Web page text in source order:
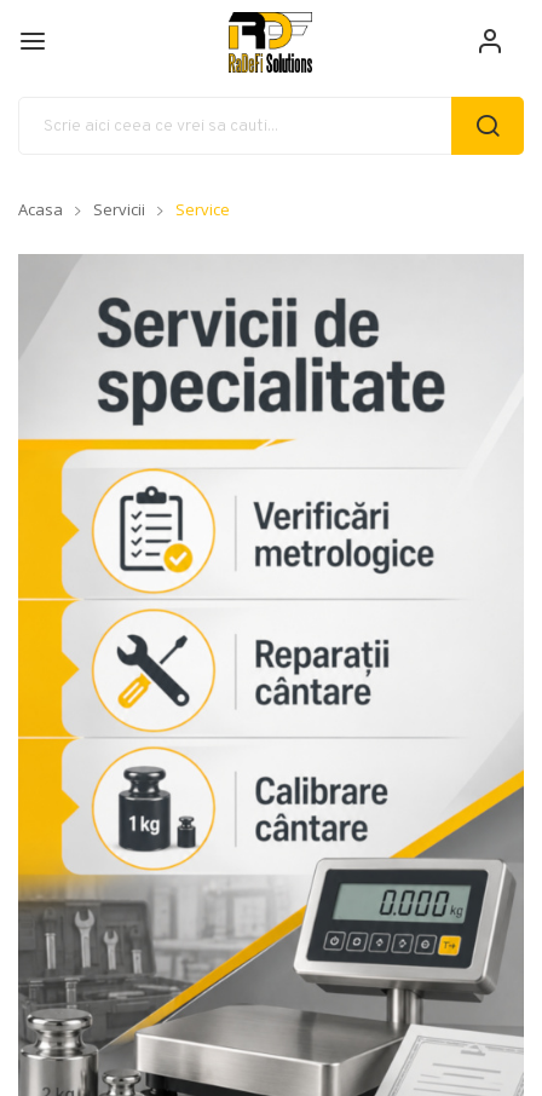
Acasa Servicii Service